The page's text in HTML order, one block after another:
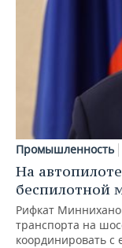
Промышленность
На
беспилотной
Рифкат
транспорта на
координировать